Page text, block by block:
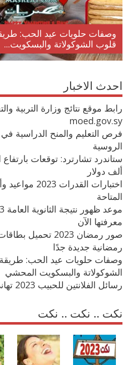
وصفات حلويات عيد الحب:
قلوب الشوكولاتة والبسكويت...
احدث الاخبار
رابط موقع نتائج وزارة التربية
moed.gov.sy
فرص التعليم والمنح الدراسية
الروسية
ألف دولار
اختبارات
المتاحة
معرفتها الآن
صور رمضان 2023
رمضانية جديدة جدًا
وصفات حلويات عيد الحب:
الشوكولاتة والبسكويت المحشي
رسائل الفلانتين للحبيب 2023 تهاني عيد حب سعيد للعشاق
نكت .. نكت .. نكت